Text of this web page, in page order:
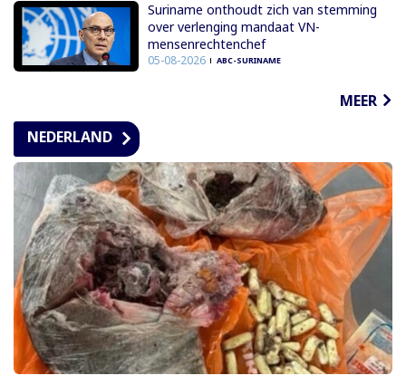
Suriname onthoudt zich van stemming
over verlenging mandaat VN-
mensenrechtenchef
05-08-2026 ABC-SURINAME
MEER
NEDERLAND